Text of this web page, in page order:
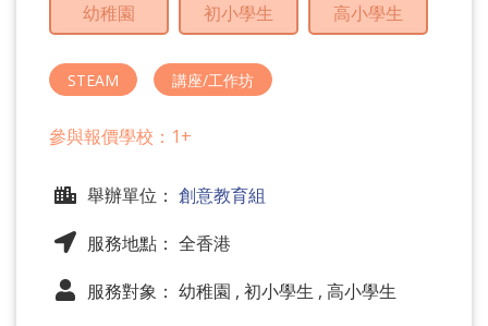
幼稚園 初小學生 高小學生
STEAM 講座/工作坊
參與報價學校：1+
舉辦單位： 創意教育組
服務地點： 全香港
服務對象： 幼稚園 , 初小學生 , 高小學生